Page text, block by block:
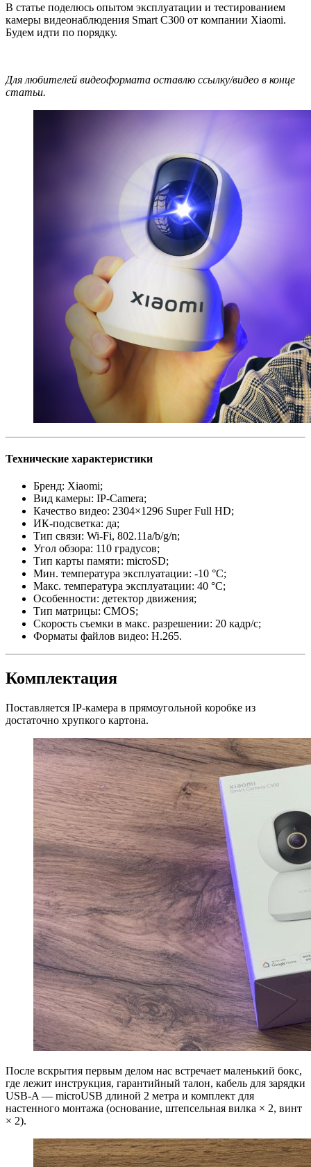
В статье поделюсь опытом эксплуатации и тестированием
камеры видеонаблюдения Smart C300 от компании Xiaomi.
Будем идти по порядку.
Для любителей видеоформата оставлю ссылку/видео в конце
статьи.
Технические характеристики
Бренд: Xiaomi;
Вид камеры: IP-Camera;
Качество видео: 2304×1296 Super Full HD;
ИК-подсветка: да;
Тип связи: Wi-Fi, 802.11a/b/g/n;
Угол обзора: 110 градусов;
Тип карты памяти: microSD;
Мин. температура эксплуатации: -10 °С;
Макс. температура эксплуатации: 40 °С;
Особенности: детектор движения;
Тип матрицы: CMOS;
Скорость съемки в макс. разрешении: 20 кадр/с;
Форматы файлов видео: H.265.
Комплектация
Поставляется IP-камера в прямоугольной коробке из
достаточно хрупкого картона.
После вскрытия первым делом нас встречает маленький бокс,
где лежит инструкция, гарантийный талон, кабель для зарядки
USB-A — microUSB длиной 2 метра и комплект для
настенного монтажа (основание, штепсельная вилка × 2, винт
× 2).